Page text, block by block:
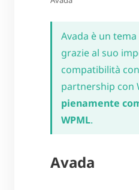
Avada è un
grazie al suo
compatibilità
partnership con
pienamente
WPML.
Avada